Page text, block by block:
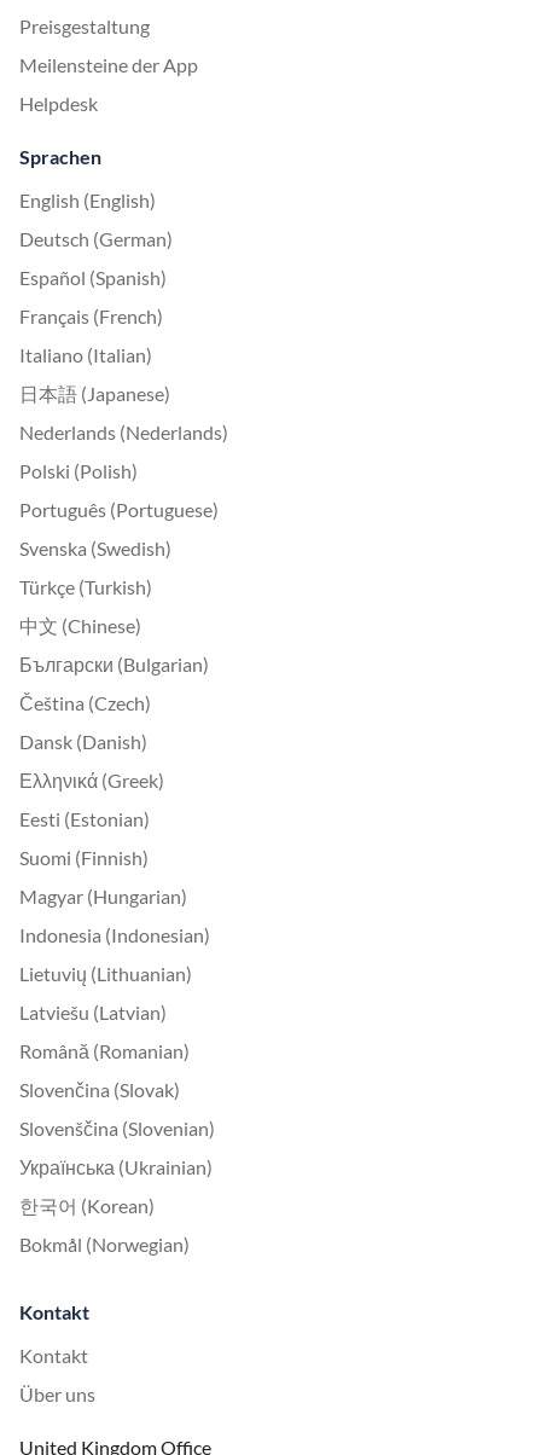
Preisgestaltung
Meilensteine der App
Helpdesk
Sprachen
English (English)
Deutsch (German)
Español (Spanish)
Français (French)
Italiano (Italian)
日本語 (Japanese)
Nederlands (Nederlands)
Polski (Polish)
Português (Portuguese)
Svenska (Swedish)
Türkçe (Turkish)
中文 (Chinese)
Български (Bulgarian)
Čeština (Czech)
Dansk (Danish)
Ελληνικά (Greek)
Eesti (Estonian)
Suomi (Finnish)
Magyar (Hungarian)
Indonesia (Indonesian)
Lietuvių (Lithuanian)
Latviešu (Latvian)
Română (Romanian)
Slovenčina (Slovak)
Slovenščina (Slovenian)
Українська (Ukrainian)
한국어 (Korean)
Bokmål (Norwegian)
Kontakt
Kontakt
Über uns
United Kingdom Office